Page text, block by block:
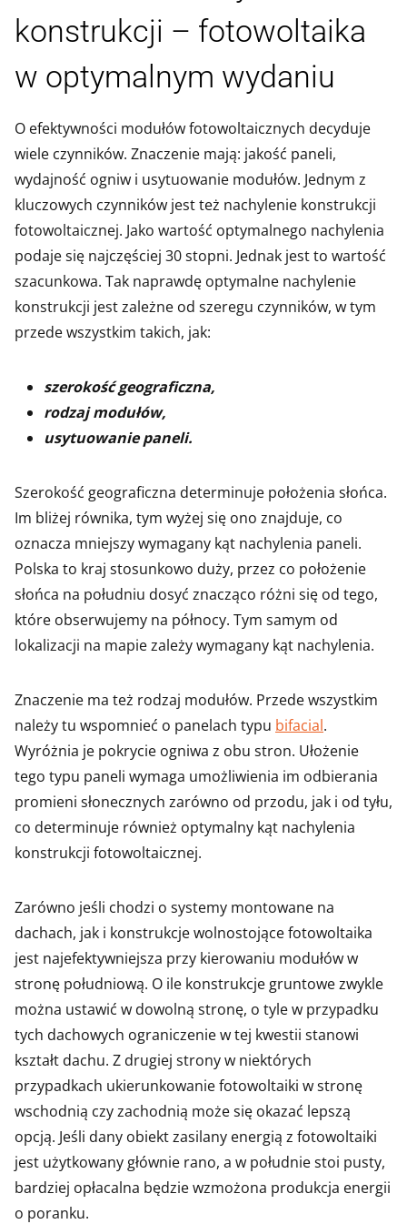
konstrukcji – fotowoltaika
w optymalnym wydaniu
O efektywności modułów fotowoltaicznych decyduje
wiele czynników. Znaczenie mają: jakość paneli,
wydajność ogniw i usytuowanie modułów. Jednym z
kluczowych czynników jest też nachylenie konstrukcji
fotowoltaicznej. Jako wartość optymalnego nachylenia
podaje się najczęściej 30 stopni. Jednak jest to wartość
szacunkowa. Tak naprawdę optymalne nachylenie
konstrukcji jest zależne od szeregu czynników, w tym
przede wszystkim takich, jak:
szerokość geograficzna,
rodzaj modułów,
usytuowanie paneli.
Szerokość geograficzna determinuje położenia słońca.
Im bliżej równika, tym wyżej się ono znajduje, co
oznacza mniejszy wymagany kąt nachylenia paneli.
Polska to kraj stosunkowo duży, przez co położenie
słońca na południu dosyć znacząco różni się od tego,
które obserwujemy na północy. Tym samym od
lokalizacji na mapie zależy wymagany kąt nachylenia.
Znaczenie ma też rodzaj modułów. Przede wszystkim
należy tu wspomnieć o panelach typu bifacial.
Wyróżnia je pokrycie ogniwa z obu stron. Ułożenie
tego typu paneli wymaga umożliwienia im odbierania
promieni słonecznych zarówno od przodu, jak i od tyłu,
co determinuje również optymalny kąt nachylenia
konstrukcji fotowoltaicznej.
Zarówno jeśli chodzi o systemy montowane na
dachach, jak i konstrukcje wolnostojące fotowoltaika
jest najefektywniejsza przy kierowaniu modułów w
stronę południową. O ile konstrukcje gruntowe zwykle
można ustawić w dowolną stronę, o tyle w przypadku
tych dachowych ograniczenie w tej kwestii stanowi
kształt dachu. Z drugiej strony w niektórych
przypadkach ukierunkowanie fotowoltaiki w stronę
wschodnią czy zachodnią może się okazać lepszą
opcją. Jeśli dany obiekt zasilany energią z fotowoltaiki
jest użytkowany głównie rano, a w południe stoi pusty,
bardziej opłacalna będzie wzmożona produkcja energii
o poranku.